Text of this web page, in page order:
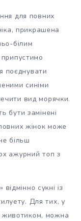
для повних
прикрашена
білим
поєднувати
синіми
вид морячки.
бути замінені
жінок може
більш
ажурний топ з
сукні із
Для тих, у
животиком, можна